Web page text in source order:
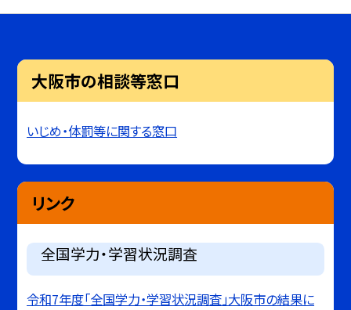
大阪市の相談等窓口
いじめ・体罰等に関する窓口
リンク
全国学力・学習状況調査
令和7年度「全国学力・学習状況調査」大阪市の結果に